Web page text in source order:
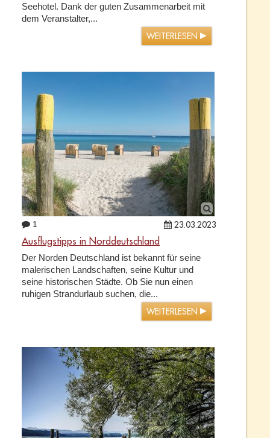
Seehotel. Dank der guten Zusammenarbeit mit
dem Veranstalter,...
WEITERLESEN
1 23.03.2023
Ausflugstipps in Norddeutschland
Der Norden Deutschland ist bekannt für seine
malerischen Landschaften, seine Kultur und
seine historischen Städte. Ob Sie nun einen
ruhigen Strandurlaub suchen, die...
WEITERLESEN